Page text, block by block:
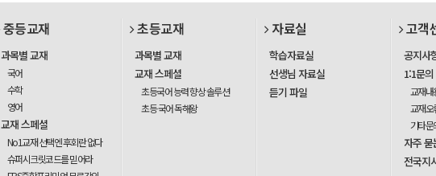
중등교재
과목별 교재
국어
수학
영어
교재 스페셜
No1교재 선택엔 후회란 없다
슈퍼시크릿코드를 믿어라
초등교재
과목별 교재
교재 스페셜
초등국어 능력 향상 솔루션
초등 국어 독해왕
자료실
학습자료실
선생님 자료실
듣기 파일
고객
공지사
1:1문의
교재내
교재오
기타문
자주
전국지